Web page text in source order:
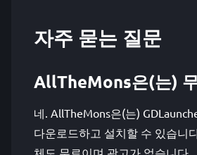
자주 묻는 질문
AllTheMons은(는)
네. AllTheMons은(는)
다운로드하고 설치할 수 있습니
체도 무료이며 광고가 없습니다.